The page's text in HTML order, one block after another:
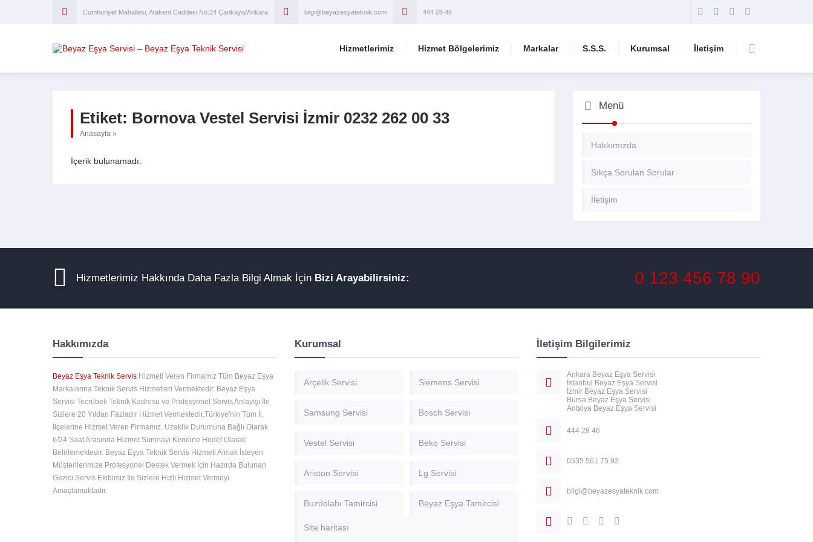
Cumhuriyet Mahallesi, Atakent Caddesi No:24 Çankaya/Ankara bilgi@beyazesyateknik.com 444 28 46
Hizmetlerimiz Hizmet Bölgelerimiz Markalar S.S.S. Kurumsal İletişim
Etiket: Bornova Vestel Servisi İzmir 0232 262 00 33
Anasayfa »
İçerik bulunamadı.
Menü
Hakkımızda
Sıkça Sorulan Sorular
İletişim
Hizmetlerimiz Hakkında Daha Fazla Bilgi Almak İçin Bizi Arayabilirsiniz: 0 123 456 78 90
Hakkımızda
Beyaz Eşya Teknik Servis Hizmeti Veren Firmamız Tüm Beyaz Eşya
Markalarına Teknik Servis Hizmetleri Vermektedir. Beyaz Eşya
Servisi Tecrübeli Teknik Kadrosu ve Profesyonel Servis Anlayışı İle
Sizlere 20 Yıldan Fazladır Hizmet Vermektedir.Türkiye'nin Tüm İl,
İlçelerine Hizmet Veren Firmamız. Uzaklık Durumuna Bağlı Olarak
6/24 Saat Arasında Hizmet Sunmayı Kendine Hedef Olarak
Belirlemektedir. Beyaz Eşya Teknik Servis Hizmeti Almak İsteyen
Müşterilerimize Profesyonel Destek Vermek İçin Hazırda Bulunan
Gezici Servis Ekibimiz İle Sizlere Hızlı Hizmet Vermeyi
Amaçlamaktadır.
Kurumsal
Arçelik Servisi Siemens Servisi
Samsung Servisi Bosch Servisi
Vestel Servisi Beko Servisi
Ariston Servisi Lg Servisi
Buzdolabı Tamircisi Beyaz Eşya Tamircisi
Site haritası
İletişim Bilgilerimiz
Ankara Beyaz Eşya Servisi
İstanbul Beyaz Eşya Servisi
İzmir Beyaz Eşya Servisi
Bursa Beyaz Eşya Servisi
Antalya Beyaz Eşya Servisi
444 28 46
0535 561 75 92
bilgi@beyazesyateknik.com